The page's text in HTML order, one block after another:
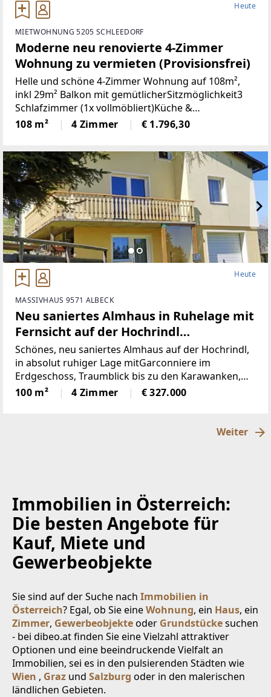
Heute
MIETWOHNUNG 5205 SCHLEEDORF
Moderne neu renovierte 4-Zimmer
Wohnung zu vermieten (Provisionsfrei)
Helle und schöne 4-Zimmer Wohnung auf 108m²,
inkl 29m² Balkon mit gemütlicherSitzmöglichkeit3
Schlafzimmer (1x vollmöbliert)Küche &
Wohnbereich (Küche mit Steinplatte und
hochwertigen Geräten)Badezimmer (neu)WC (neu)2
108 m² 4 Zimmer € 1.796,30
Heute
MASSIVHAUS 9571 ALBECK
Neu saniertes Almhaus in Ruhelage mit
Fernsicht auf der Hochrindl
(Provisionsfrei)
Schönes, neu saniertes Almhaus auf der Hochrindl,
in absolut ruhiger Lage mitGarconniere im
Erdgeschoss, Traumblick bis zu den Karawanken,
Sonnenlage, hierscheint den ganzen Tag die Sonne,
über der Nebelgrenze, in 1600m Seehöhegelegen,
100 m² 4 Zimmer € 327.000
Weiter
Immobilien in Österreich:
Die besten Angebote für
Kauf, Miete und
Gewerbeobjekte
Sie sind auf der Suche nach Immobilien in
Österreich? Egal, ob Sie eineWohnung, ein Haus, ein
Zimmer, Gewerbeobjekteoder Grundstückesuchen
- bei dibeo.at finden Sie eine Vielzahl attraktiver
Optionen und eine beeindruckende Vielfalt an
Immobilien, sei es in den pulsierenden Städten wie
Wien , Graz und Salzburg oder in den malerischen
ländlichen Gebieten.